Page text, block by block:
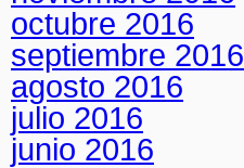
octubre 2016
septiembre 2016
agosto 2016
julio 2016
junio 2016